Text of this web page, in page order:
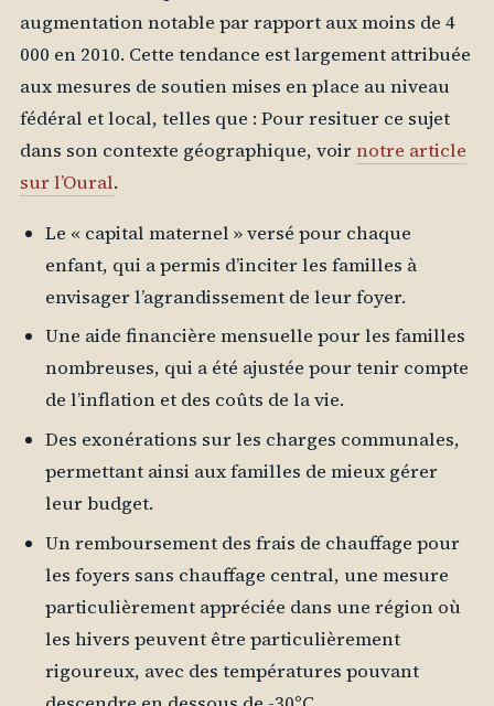
augmentation notable par rapport aux moins de 4
000 en 2010. Cette tendance est largement attribuée
aux mesures de soutien mises en place au niveau
fédéral et local, telles que : Pour resituer ce sujet
dans son contexte géographique, voirnotre article
sur l’Oural.
Le « capital maternel » versé pour chaque
enfant, qui a permis d’inciter les familles à
envisager l’agrandissement de leur foyer.
Une aide financière mensuelle pour les familles
nombreuses, qui a été ajustée pour tenir compte
de l’inflation et des coûts de la vie.
Des exonérations sur les charges communales,
permettant ainsi aux familles de mieux gérer
leur budget.
Un remboursement des frais de chauffage pour
les foyers sans chauffage central, une mesure
particulièrement appréciée dans une région où
les hivers peuvent être particulièrement
rigoureux, avec des températures pouvant